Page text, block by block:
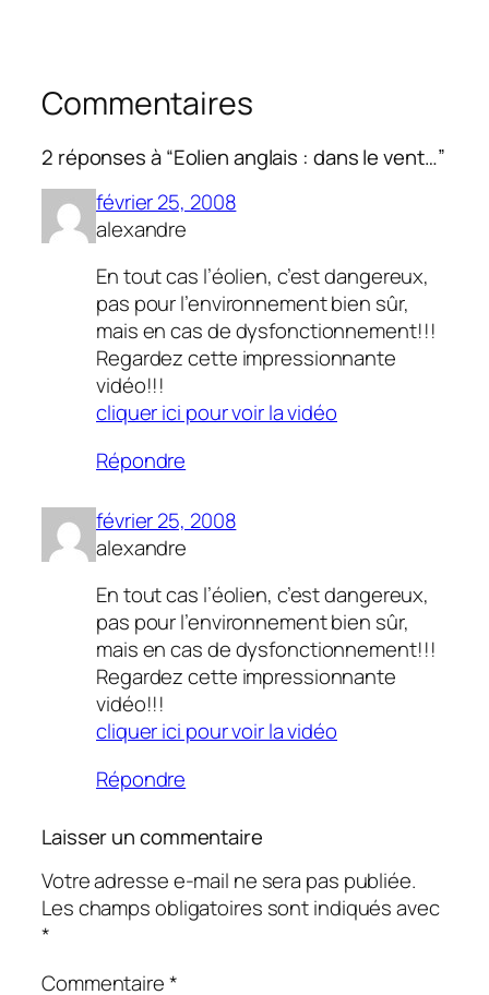
Commentaires
2 réponses à “Eolien anglais : dans le vent…”
février 25, 2008
alexandre
En tout cas l’éolien, c’est dangereux,
pas pour l’environnement bien sûr,
mais en cas de dysfonctionnement!!!
Regardez cette impressionnante
vidéo!!!
cliquer ici pour voir la vidéo
Répondre
février 25, 2008
alexandre
En tout cas l’éolien, c’est dangereux,
pas pour l’environnement bien sûr,
mais en cas de dysfonctionnement!!!
Regardez cette impressionnante
vidéo!!!
cliquer ici pour voir la vidéo
Répondre
Laisser un commentaire
Votre adresse e-mail ne sera pas publiée.
Les champs obligatoires sont indiqués avec
*
Commentaire*